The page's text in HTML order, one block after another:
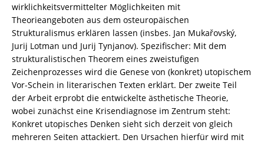
978-
8260-
8109-
978-
8260-
8109-
wirklichkeitsvermittelter Möglichkeiten mit
Theorieangeboten aus dem osteuropäischen
Strukturalismus erklären lassen (insbes. Jan Mukařovský,
Jurij Lotman und Jurij Tynjanov). Spezifischer: Mit dem
strukturalistischen Theorem eines zweistufigen
Zeichenprozesses wird die Genese von (konkret) utopischem
Vor-Schein in literarischen Texten erklärt. Der zweite Teil
der Arbeit erprobt die entwickelte ästhetische Theorie,
wobei zunächst eine Krisendiagnose im Zentrum steht:
Konkret utopisches Denken sieht sich derzeit von gleich
mehreren Seiten attackiert. Den Ursachen hierfür wird mit